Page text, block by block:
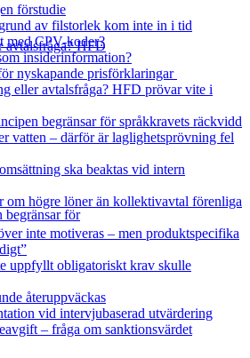
avtalsfråga? HFD
begränsar för
förstudie
av filstorlek kom inte in i tid
med CPV-koder?
insiderinformation?
nyskapande prisförklaringar
eller avtalsfråga? HFD prövar vite i
begränsar för språkkravets räckvidd
vatten – därför är laglighetsprövning fel
ska beaktas vid intern
om högre löner än kollektivavtal förenliga
inte motiveras – men produktspecifika
uppfyllt obligatoriskt krav skulle
återuppväckas
vid intervjubaserad utvärdering
– fråga om sanktionsvärdet